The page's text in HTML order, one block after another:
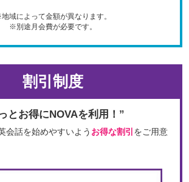
域によって金額が異なります。
※別途月会費が必要です。
割引制度
とお得にNOVAを利用！”
会話を始めやすいよう お得な割引 をご用意